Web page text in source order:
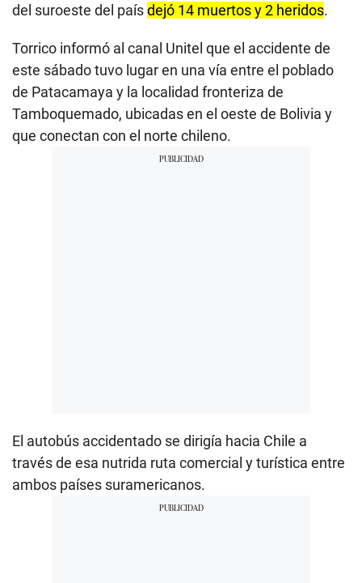
del suroeste del paísdejó 14 muertos y 2 heridos.
Torrico informó al canal Unitel que el accidente de
este sábado tuvo lugar en una vía entre el poblado
de Patacamaya y la localidad fronteriza de
Tamboquemado, ubicadas en el oeste de Bolivia y
que conectan con el norte chileno.
El autobús accidentado se dirigía hacia Chile a
través de esa nutrida ruta comercial y turística entre
ambos países suramericanos.